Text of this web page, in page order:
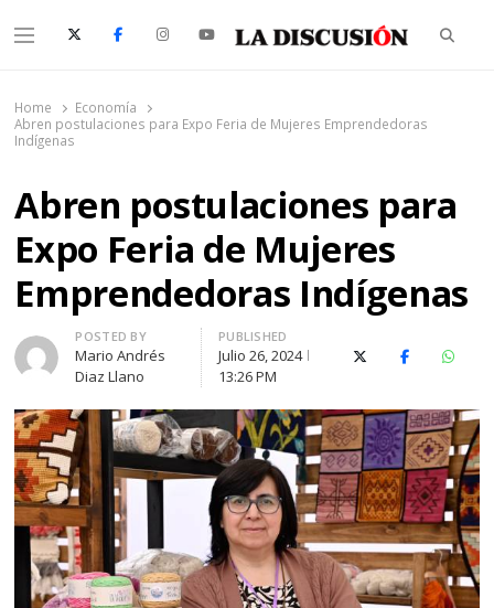
Menu
Home
Economía
Abren postulaciones para Expo Feria de Mujeres Emprendedoras
Indígenas
Abren postulaciones para
Expo Feria de Mujeres
Emprendedoras Indígenas
Author
POSTED BY
Mario Andrés
Diaz Llano
PUBLISHED
Julio 26, 2024
13:26 PM
X (Twitter)Facebook